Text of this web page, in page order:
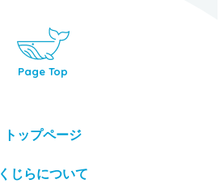
Page Top
トップページ
くじらについて